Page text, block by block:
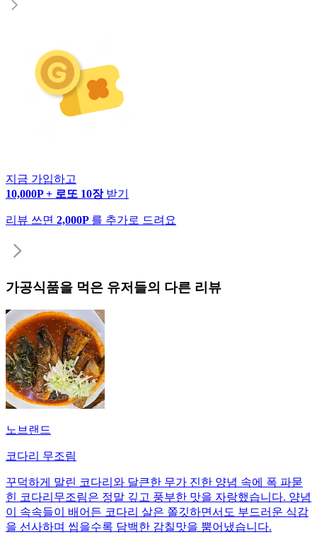
지금 가입하고
10,000P + 로또 10장 받기
리뷰 쓰면 2,000P 를 추가로 드려요
가공식품을 먹은 유저들의 다른 리뷰
노브랜드
코다리 무조림
꾸덕하게 말린 코다리와 달큰한 무가 진한 양념 속에 폭 파묻
힌 코다리무조림은 정말 깊고 풍부한 맛을 자랑했습니다. 양념
이 속속들이 배어든 코다리 살은 쫄깃하면서도 부드러운 식감
을 선사하며 씹을수록 담백한 감칠맛을 뿜어냈습니다.